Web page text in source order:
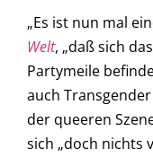
„Es ist nun mal
Welt, „daß sich
Partymeile
auch
der queeren
sich „doch nichts